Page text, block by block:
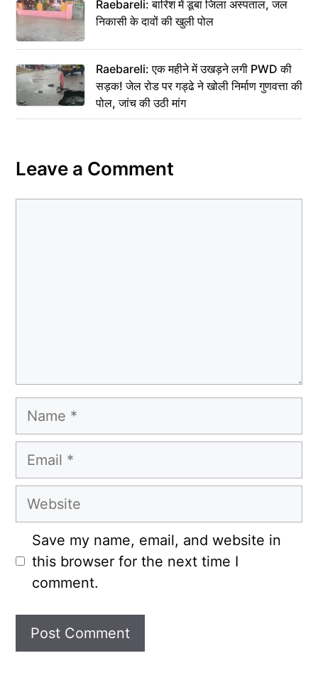
Raebareli: बारिश में डूबा जिला अस्पताल, जल
निकासी के दावों की खुली पोल
Raebareli: एक महीने में उखड़ने लगी PWD की
सड़क! जेल रोड पर गड्ढे ने खोली निर्माण गुणवत्ता की
पोल, जांच की उठी मांग
Leave a Comment
Name
Email
Website
Save my name, email, and website in
this browser for the next time I
comment.